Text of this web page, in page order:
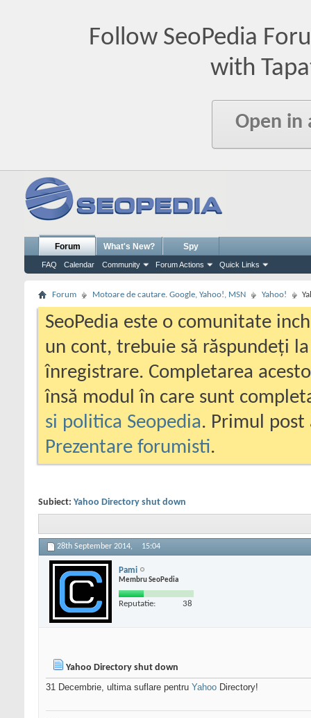
Follow SeoPedia
with
Open in
Forum
FAQ Calendar Community Forum Actions Quick Links
What's New? Spy
Forum Motoare de cautare. Google, Yahoo!, MSN Yahoo!
SeoPedia este o comunitate
un cont, trebuie să răspundeți
înregistrare. Completarea
însă modul în care sunt
si politica Seopedia. Primul
Prezentare forumisti.
Subiect: Yahoo Directory shut down
28th September 2014, 15:04
Pami
Membru SeoPedia
Reputatie: 38
Yahoo Directory shut down
31 Decembrie, ultima suflare pentru Yahoo Directory!